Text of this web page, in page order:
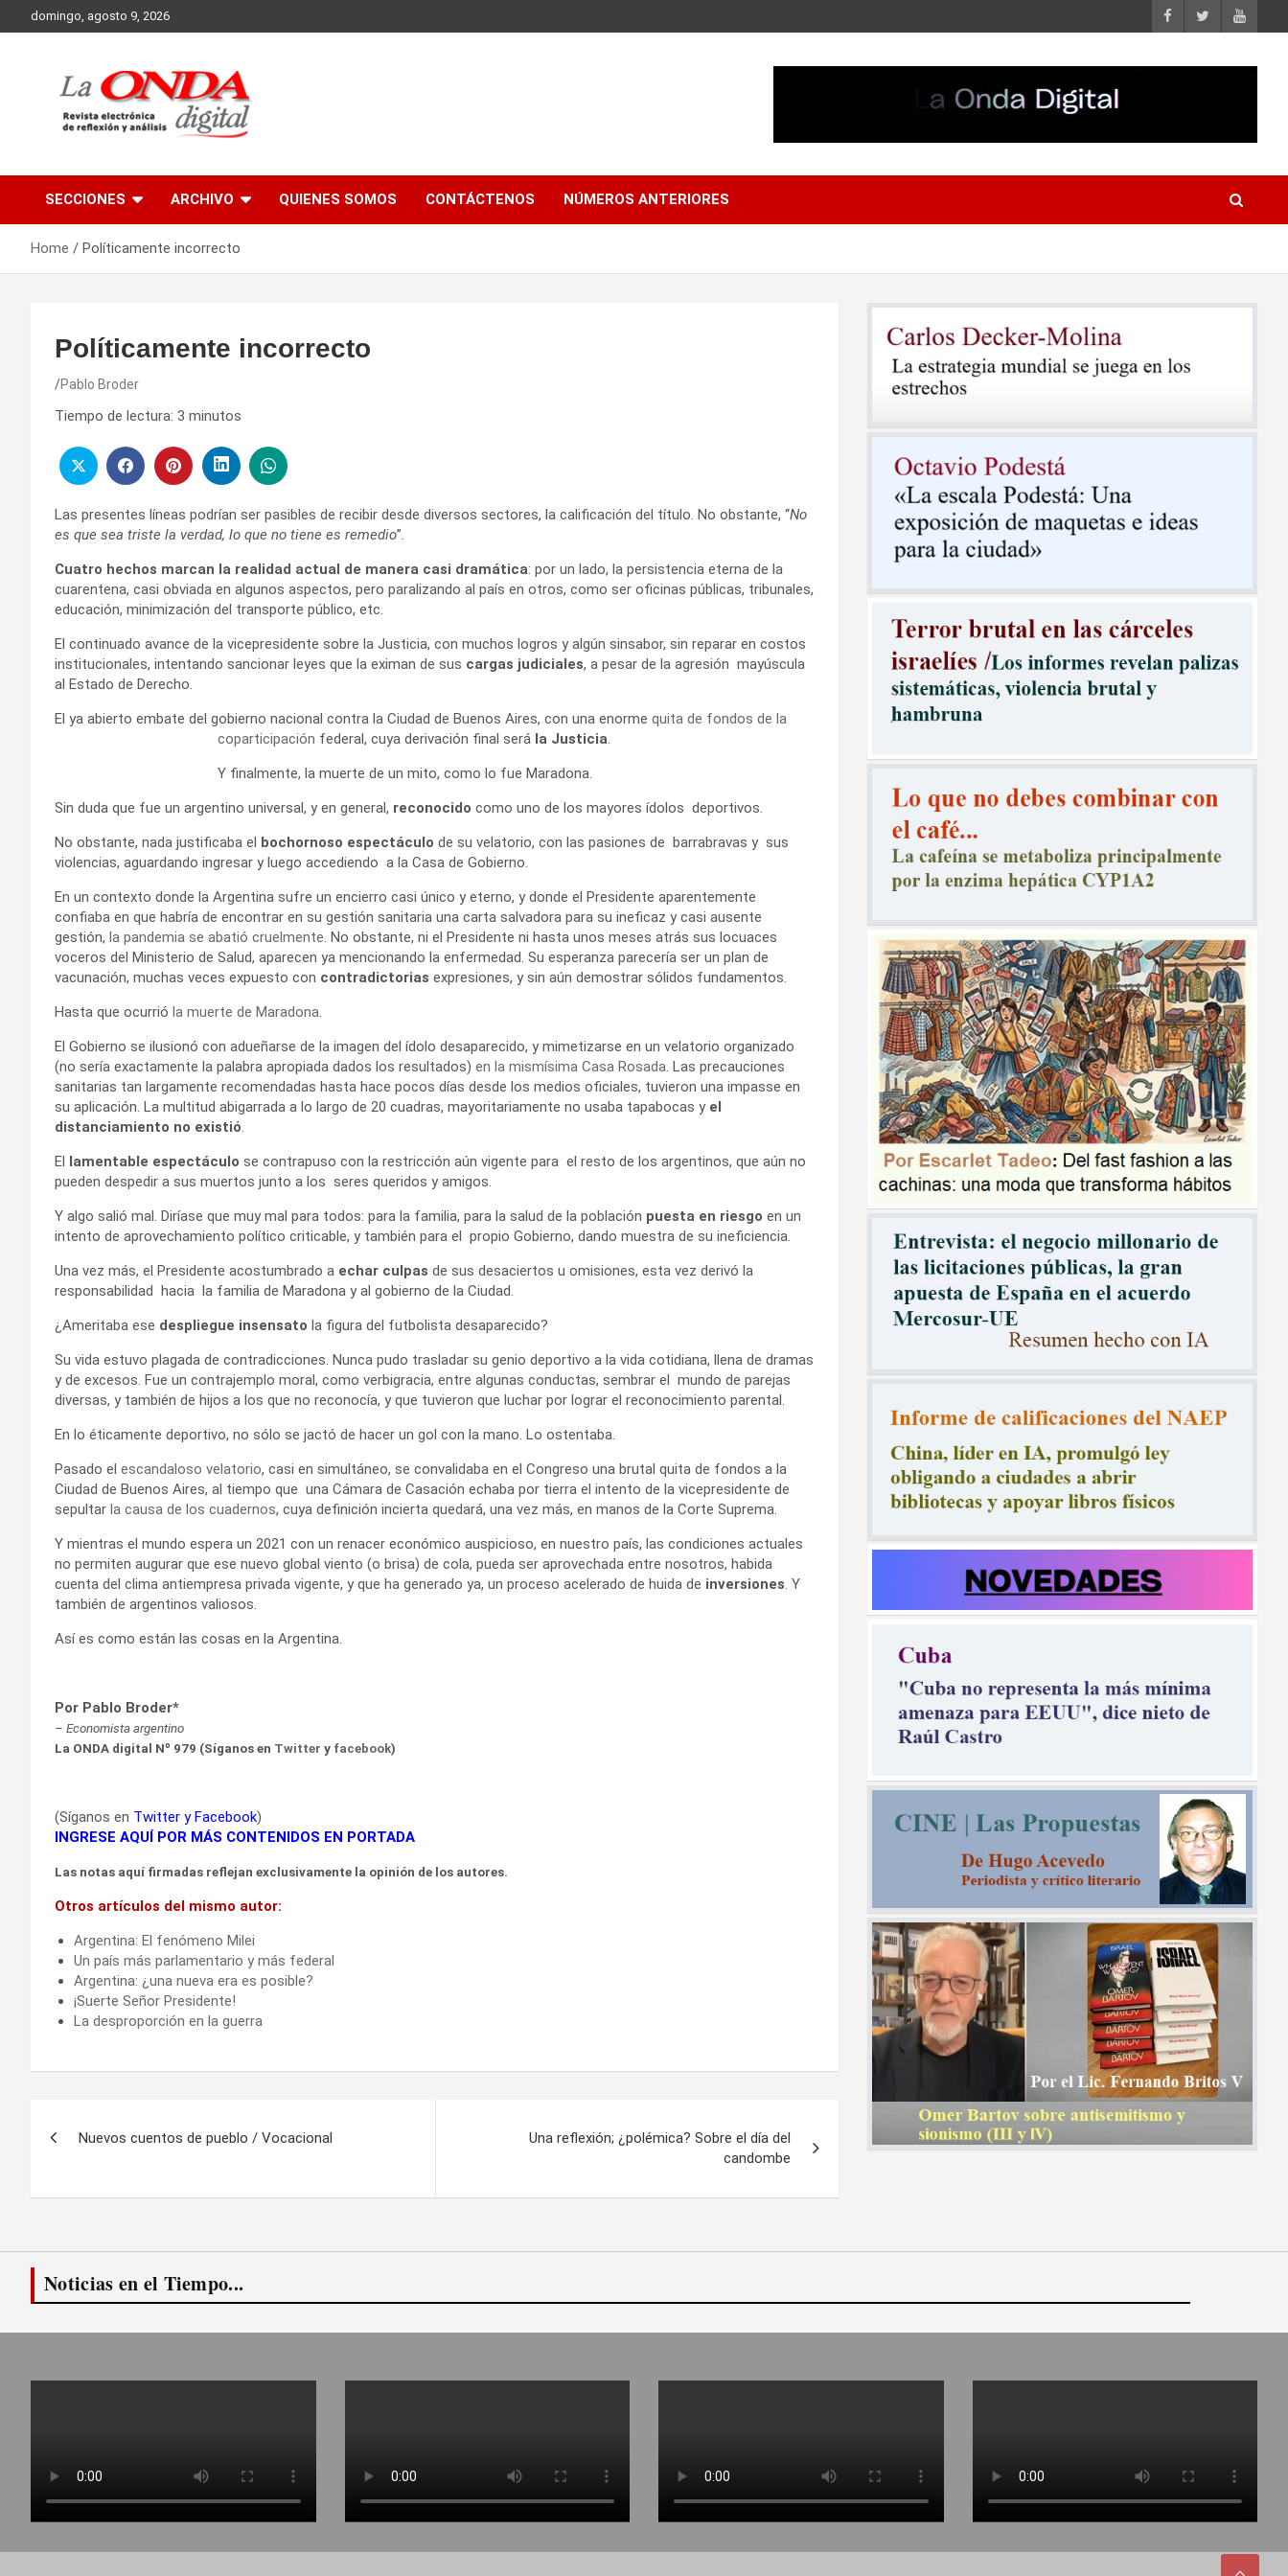
to
domingo, agosto 9, 2026
SECCIONES ARCHIVO QUIENES SOMOS CONTÁCTENOS NÚMEROS ANTERIORES
Home Políticamente incorrecto
Políticamente incorrecto
Pablo Broder
Tiempo de lectura: 3 minutos
Las presentes líneas podrían ser pasibles de recibir desde diversos sectores, la calificación del título. No obstante, “No
es que sea triste la verdad, lo que no tiene es remedio”.
Cuatro hechos marcan la realidad actual de manera casi dramática: por un lado, la persistencia eterna de la
cuarentena, casi obviada en algunos aspectos, pero paralizando al país en otros, como ser oficinas públicas, tribunales,
educación, minimización del transporte público, etc.
El continuado avance de la vicepresidente sobre la Justicia, con muchos logros y algún sinsabor, sin reparar en costos
institucionales, intentando sancionar leyes que la eximan de sus cargas judiciales, a pesar de la agresión mayúscula
al Estado de Derecho.
El ya abierto embate del gobierno nacional contra la Ciudad de Buenos Aires, con una enorme quita de fondos de la
coparticipación federal, cuya derivación final será la Justicia
Y finalmente, la muerte de un mito, como lo fue Maradona.
Sin duda que fue un argentino universal, y en general, reconocido como uno de los mayores ídolos deportivos.
No obstante, nada justificaba el bochornoso espectáculo de su velatorio, con las pasiones de barrabravas y sus
violencias, aguardando ingresar y luego accediendo a la Casa de Gobierno.
En un contexto donde la Argentina sufre un encierro casi único y eterno, y donde el Presidente aparentemente
confiaba en que habría de encontrar en su gestión sanitaria una carta salvadora para su ineficaz y casi ausente
gestión, la pandemia se abatió cruelmente . No obstante, ni el Presidente ni hasta unos meses atrás sus locuaces
voceros del Ministerio de Salud, aparecen ya mencionando la enfermedad. Su esperanza parecería ser un plan de
vacunación, muchas veces expuesto con contradictorias expresiones, y sin aún demostrar sólidos fundamentos.
Hasta que ocurrió la muerte de Maradona
El Gobierno se ilusionó con adueñarse de la imagen del ídolo desaparecido, y mimetizarse en un velatorio organizado
(no sería exactamente la palabra apropiada dados los resultados) en la mismísima Casa Rosada . Las precauciones
sanitarias tan largamente recomendadas hasta hace pocos días desde los medios oficiales, tuvieron una impasse en
su aplicación. La multitud abigarrada a lo largo de 20 cuadras, mayoritariamente no usaba tapabocas y el
distanciamiento no existió
El lamentable espectáculo se contrapuso con la restricción aún vigente para el resto de los argentinos, que aún no
pueden despedir a sus muertos junto a los seres queridos y amigos.
Y algo salió mal. Diríase que muy mal para todos: para la familia, para la salud de la población puesta en riesgo en un
intento de aprovechamiento político criticable, y también para el propio Gobierno, dando muestra de su ineficiencia.
Una vez más, el Presidente acostumbrado a echar culpas de sus desaciertos u omisiones, esta vez derivó la
responsabilidad hacia la familia de Maradona y al gobierno de la Ciudad.
¿Ameritaba ese despliegue insensato la figura del futbolista desaparecido?
Su vida estuvo plagada de contradicciones. Nunca pudo trasladar su genio deportivo a la vida cotidiana, llena de dramas
y de excesos. Fue un contrajemplo moral, como verbigracia, entre algunas conductas, sembrar el mundo de parejas
diversas, y también de hijos a los que no reconocía, y que tuvieron que luchar por lograr el reconocimiento parental.
En lo éticamente deportivo, no sólo se jactó de hacer un gol con la mano. Lo ostentaba.
Pasado el escandaloso velatorio, casi en simultáneo, se convalidaba en el Congreso una brutal quita de fondos a la
Ciudad de Buenos Aires, al tiempo que una Cámara de Casación echaba por tierra el intento de la vicepresidente de
sepultar la causa de los cuadernos, cuya definición incierta quedará, una vez más, en manos de la Corte Suprema.
Y mientras el mundo espera un 2021 con un renacer económico auspicioso, en nuestro país, las condiciones actuales
no permiten augurar que ese nuevo global viento (o brisa) de cola, pueda ser aprovechada entre nosotros, habida
cuenta del clima antiempresa privada vigente, y que ha generado ya, un proceso acelerado de huida de inversiones . Y
también de argentinos valiosos.
Así es como están las cosas en la Argentina.
Por Pablo Broder*
– Economista argentino
La ONDA digital Nº 979 (Síganos en Twitter y facebook)
(Síganos en Twitter yFacebook)
INGRESE AQUÍ POR MÁS CONTENIDOS EN PORTADA
Las notas aquí firmadas reflejan exclusivamente la opinión de los autores.
Otros artículos del mismo autor:
Argentina: El fenómeno Milei
Un país más parlamentario y más federal
Argentina: ¿una nueva era es posible?
¡Suerte Señor Presidente!
La desproporción en la guerra
entradas
Nuevos cuentos de pueblo / Vocacional
Una reflexión; ¿polémica? Sobre el día del
candombe
Noticias en el Tiempo...